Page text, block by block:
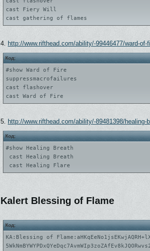
cast Fiery Will
cast gathering of flames
4. http://www.rifthead.com/ability/-99446477/ward-of-
Код:
#show Ward of Fire
suppressmacrofailures
cast flashover
cast Ward of Fire
5. http://www.rifthead.com/ability/-89481398/healing-
Код:
#show Healing Breath
cast Healing Breath
cast Healing Flare
Kalert Blessing of Flame
Код:
KA:Blessing of